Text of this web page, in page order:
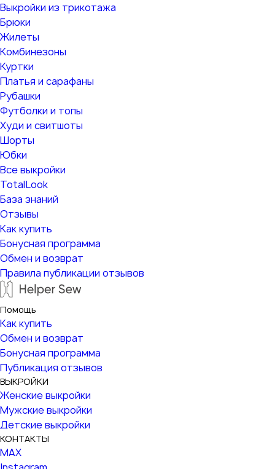
Выкройки из трикотажа
Брюки
Жилеты
Комбинезоны
Куртки
Платья и сарафаны
Рубашки
Футболки и топы
Худи и свитшоты
Шорты
Юбки
Все выкройки
TotalLook
База знаний
Отзывы
Как купить
Бонусная программа
Обмен и возврат
Правила публикации отзывов
Помощь
Как купить
Обмен и возврат
Бонусная программа
Публикация отзывов
ВЫКРОЙКИ
Женские выкройки
Мужские выкройки
Детские выкройки
КОНТАКТЫ
MAX